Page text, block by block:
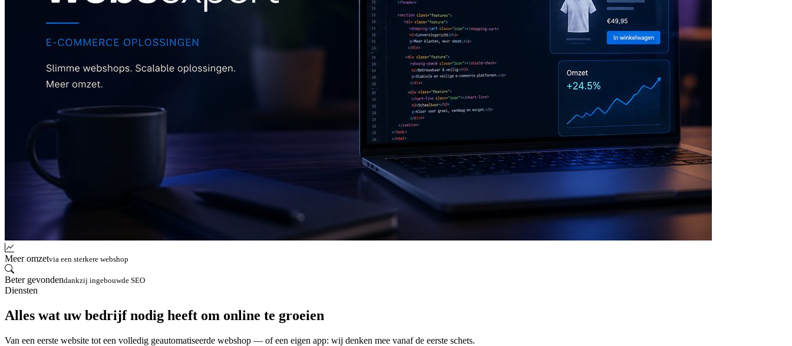
Meer omzetvia een sterkere webshop
Beter gevondendankzij ingebouwde SEO
Diensten
Alles wat uw bedrijf nodig heeft om online te groeien
Van een eerste website tot een volledig geautomatiseerde webshop — of een eigen app: wij denken mee vanaf de eerste schets.